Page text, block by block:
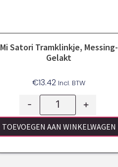
Mi Satori Tramklinkje, Messing-
Gelakt
€13.42 Incl. BTW
- +
TOEVOEGEN AAN WINKELWAGEN